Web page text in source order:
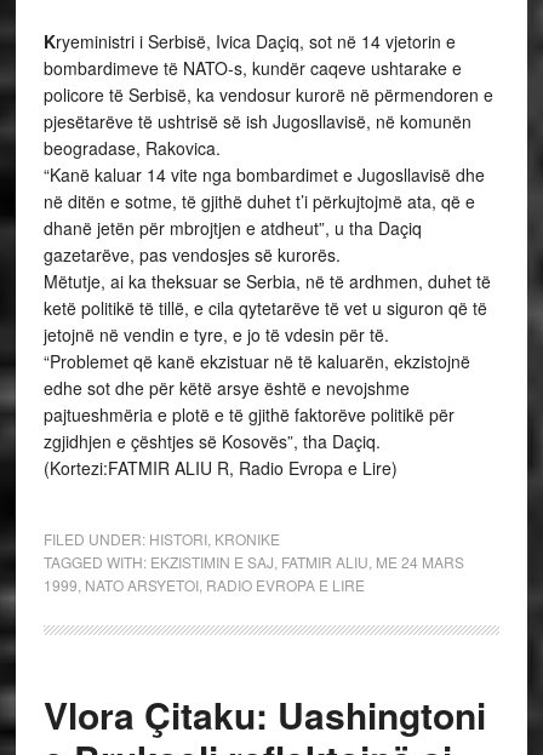
Kryeministri i Serbisë, Ivica Daçiq, sot në 14 vjetorin e
bombardimeve të NATO-s, kundër caqeve ushtarake e
policore të Serbisë, ka vendosur kurorë në përmendoren e
pjesëtarëve të ushtrisë së ish Jugosllavisë, në komunën
beogradase, Rakovica.
“Kanë kaluar 14 vite nga bombardimet e Jugosllavisë dhe
në ditën e sotme, të gjithë duhet t’i përkujtojmë ata, që e
dhanë jetën për mbrojtjen e atdheut”, u tha Daçiq
gazetarëve, pas vendosjes së kurorës.
Mëtutje, ai ka theksuar se Serbia, në të ardhmen, duhet të
ketë politikë të tillë, e cila qytetarëve të vet u siguron që të
jetojnë në vendin e tyre, e jo të vdesin për të.
“Problemet që kanë ekzistuar në të kaluarën, ekzistojnë
edhe sot dhe për këtë arsye është e nevojshme
pajtueshmëria e plotë e të gjithë faktorëve politikë për
zgjidhjen e çështjes së Kosovës”, tha Daçiq.
(Kortezi:FATMIR ALIU R, Radio Evropa e Lire)
FILED UNDER: HISTORI, KRONIKE
TAGGED WITH: EKZISTIMIN E SAJ FATMIR ALIU ME 24 MARS
1999 NATO ARSYETOI, RADIO EVROPA E LIRE
Vlora Çitaku: Uashingtoni